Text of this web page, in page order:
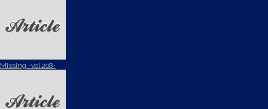
Missing -vol.208-